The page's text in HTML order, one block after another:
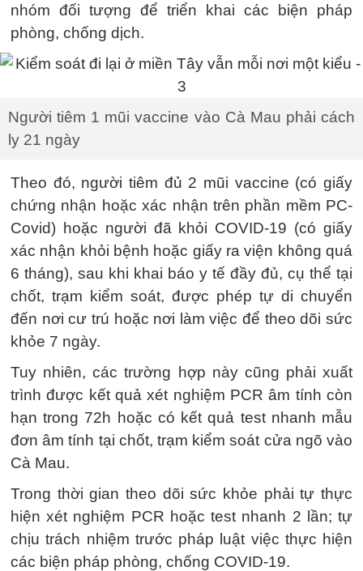
nhóm đối tượng để triển khai các biện pháp
phòng, chống dịch.
Người tiêm 1 mũi vaccine vào Cà Mau phải cách
ly 21 ngày
Theo đó, người tiêm đủ 2 mũi vaccine (có giấy
chứng nhận hoặc xác nhận trên phần mềm PC-
Covid) hoặc người đã khỏi COVID-19 (có giấy
xác nhận khỏi bệnh hoặc giấy ra viện không quá
6 tháng), sau khi khai báo y tế đầy đủ, cụ thể tại
chốt, trạm kiểm soát, được phép tự di chuyển
đến nơi cư trú hoặc nơi làm việc để theo dõi sức
khỏe 7 ngày.
Tuy nhiên, các trường hợp này cũng phải xuất
trình được kết quả xét nghiệm PCR âm tính còn
hạn trong 72h hoặc có kết quả test nhanh mẫu
đơn âm tính tại chốt, trạm kiểm soát cửa ngõ vào
Cà Mau.
Trong thời gian theo dõi sức khỏe phải tự thực
hiện xét nghiệm PCR hoặc test nhanh 2 lần; tự
chịu trách nhiệm trước pháp luật việc thực hiện
các biện pháp phòng, chống COVID-19.